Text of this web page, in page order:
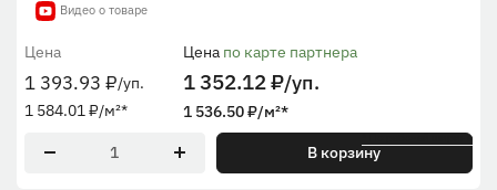
Видео о товаре
Цена
1 393.93 ₽/уп.
1 584.01₽/м²*
Цена по карте партнера
1 352.12₽/уп.
1 536.50₽/м²*
* По рабочей ширине
В корзину